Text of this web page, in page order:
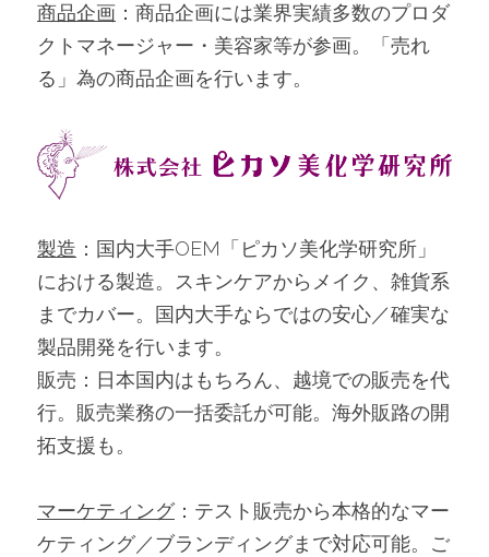
商品企画 ：商品企画には業界実績多数のプロダ
クトマネージャー・美容家等が参画。「売れ
る」為の商品企画を行います。
製造 ：国内大手OEM「ピカソ美化学研究所」
における製造。スキンケアからメイク、雑貨系
までカバー。国内大手ならではの安心／確実な
製品開発を行います。
販売：日本国内はもちろん、越境での販売を代
行。販売業務の一括委託が可能。海外販路の開
拓支援も。
マーケティング：テスト販売から本格的なマー
ケティング／ブランディングまで対応可能。ご